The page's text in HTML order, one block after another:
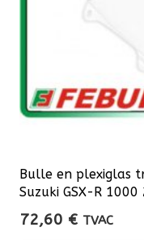
Bulle en plexiglas
Suzuki GSX-R
72,60 € TVAC